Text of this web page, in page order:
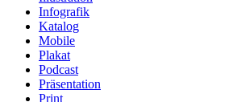
Infografik
Katalog
Mobile
Plakat
Podcast
Präsentation
Print